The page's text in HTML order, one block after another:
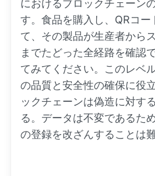
におけるブロックチェーン
す。食品を購入し、QRコー
て、その製品が生産者から
までたどった全経路を確認
てみてください。このレベ
の品質と安全性の確保に役
ックチェーンは偽造に対す
る。データは不変であるた
の登録を改ざんすることは難